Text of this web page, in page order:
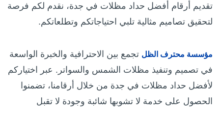
تقديم أرقام أفضل حداد مظلات في جدة، نقدم لكم فرصة
لتحقيق تصاميم مثالية تلبي احتياجاتكم وتطلعاتكم.
مؤسسة محترف الظل تجمع بين الاحترافية والخبرة الواسعة
في تصميم وتنفيذ مظلات الشمس والسواتر. عبر اختياركم
لأفضل حداد مظلات في جدة من خلال أرقامنا، تضمنوا
الحصول على خدمة لا تشوبها شائبة وجودة لا تقبل